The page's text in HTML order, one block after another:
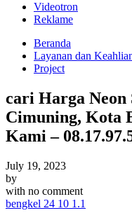
Videotron
Reklame
Beranda
Layanan dan
Project
cari Harga
Cimuning, Kota
Kami –
July 19, 2023
by
with no comment
bengkel 24 10 1.1